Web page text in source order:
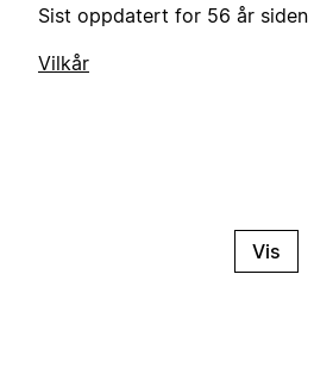
Sist oppdatert for 56 år siden
Vilkår
Vis